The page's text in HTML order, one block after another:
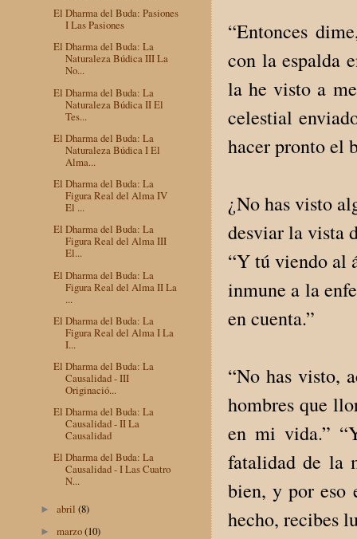
“Entonces
con la espalda
la he visto a
celestial
hacer pronto el
¿No has visto
desviar la vista
“Y tú viendo al
inmune a la
en cuenta.”
“No has visto,
hombres que
en mi vida.”
fatalidad de la
bien, y por eso
hecho, recibes
El Dharma del Buda: Pasiones
I Las Pasiones
El Dharma del Buda: La
Naturaleza Búdica III La
No...
El Dharma del Buda: La
Naturaleza Búdica II El
Tes...
El Dharma del Buda: La
Naturaleza Búdica I El
Alma...
El Dharma del Buda: La
Figura Real del Alma IV
El ...
El Dharma del Buda: La
Figura Real del Alma III
El...
El Dharma del Buda: La
Figura Real del Alma II La
...
El Dharma del Buda: La
Figura Real del Alma I La
I...
El Dharma del Buda: La
Causalidad - III
Originació...
El Dharma del Buda: La
Causalidad - II La
Causalidad
El Dharma del Buda: La
Causalidad - I Las Cuatro
N...
►abril(8)
►marzo(10)